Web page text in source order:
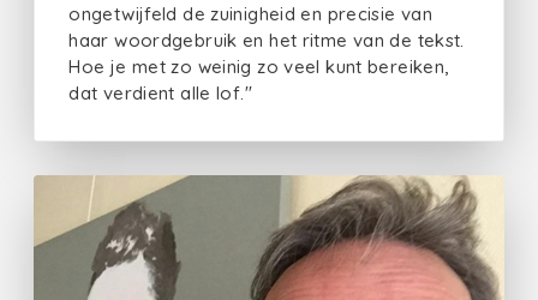
ongetwijfeld de zuinigheid en precisie van
haar woordgebruik en het ritme van de tekst.
Hoe je met zo weinig zo veel kunt bereiken,
dat verdient alle lof."